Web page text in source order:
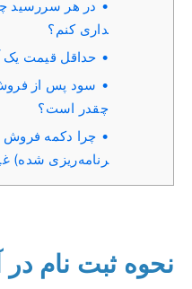
در هر سررسید
داری کنم؟
حداقل قیمت
سود پس از
چقدر است؟
چرا دکمه فروش
رنامه‌ریزی شده)
نحوه ثبت نام